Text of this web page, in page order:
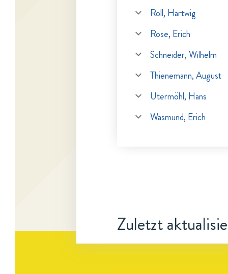
Roll, Hartwig
Rose, Erich
Schneider, Wilhelm
Thienemann, August
Utermöhl, Hans
Wasmund, Erich
Zuletzt